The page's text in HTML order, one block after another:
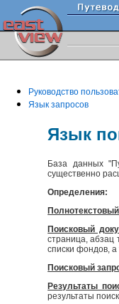
Руководство
Язык запросов
Язык
База данных
существенно
Определения:
Поисковый
страница, абзац
списки фондов,
Поисковый
Результаты
результаты